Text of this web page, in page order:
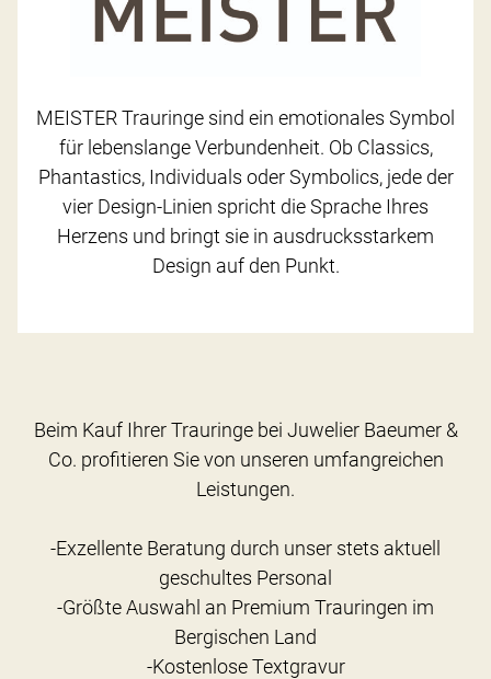
MEISTER Trauringe sind ein emotionales Symbol
für lebenslange Verbundenheit. Ob Classics,
Phantastics, Individuals oder Symbolics, jede der
vier Design-Linien spricht die Sprache Ihres
Herzens und bringt sie in ausdrucksstarkem
Design auf den Punkt.
Beim Kauf Ihrer Trauringe bei Juwelier Baeumer &
Co. profitieren Sie von unseren umfangreichen
Leistungen.
-Exzellente Beratung durch unser stets aktuell
geschultes Personal
-Größte Auswahl an Premium Trauringen im
Bergischen Land
-Kostenlose Textgravur